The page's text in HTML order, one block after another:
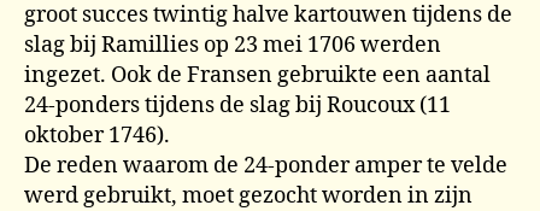
groot succes twintig halve kartouwen tijdens de
slag bij Ramillies op 23 mei 1706 werden
ingezet. Ook de Fransen gebruikte een aantal
24-ponders tijdens de slag bij Roucoux (11
oktober 1746).
De reden waarom de 24-ponder amper te velde
werd gebruikt, moet gezocht worden in zijn